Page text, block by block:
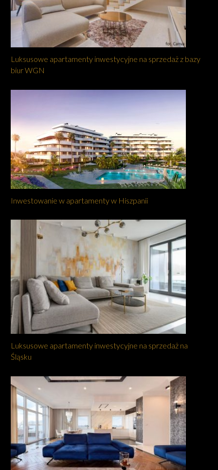
Luksusowe apartamenty inwestycyjne na sprzedaż z bazy
biur WGN
Inwestowanie w apartamenty w Hiszpanii
Luksusowe apartamenty inwestycyjne na sprzedaż na
Śląsku